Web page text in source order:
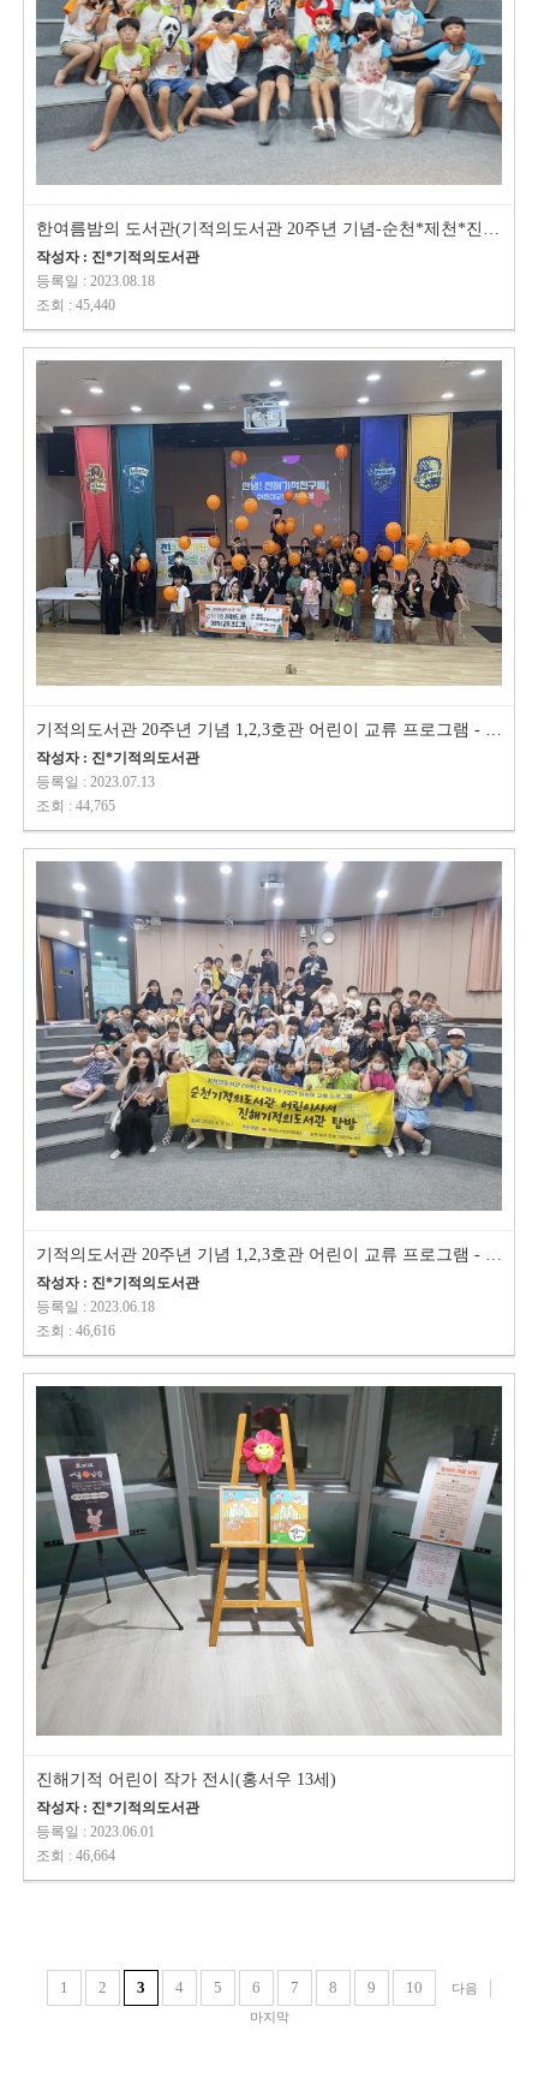
작성자 : 진*기적의도서관
등록일 : 2023.08.18
조회 : 45,440
작성자 : 진*기적의도서관
등록일 : 2023.07.13
조회 : 44,765
작성자 : 진*기적의도서관
등록일 : 2023.06.18
조회 : 46,616
진해기적 어린이 작가 전시(홍서우 13세)
작성자 : 진*기적의도서관
등록일 : 2023.06.01
조회 : 46,664
1 2 3 4 5 6 7 8 9 10
다음
마지막